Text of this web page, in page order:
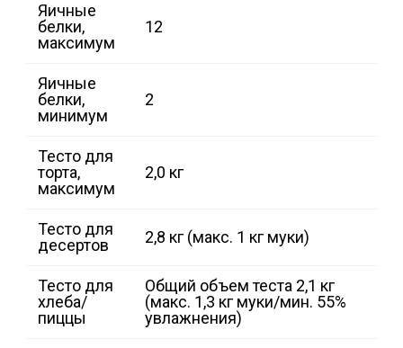
Яичные
белки,
максимум
12
Яичные
белки,
минимум
2
Тесто для
торта,
максимум
2,0 кг
Тесто для
десертов
2,8 кг (макс. 1 кг муки)
Тесто для
хлеба/
пиццы
Общий объем теста 2,1 кг
(макс. 1,3 кг муки/мин. 55%
увлажнения)